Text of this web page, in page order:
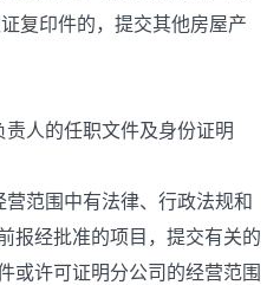
复印件的，提交其他房屋产
人的任职文件及身份证明
范围中有法律、行政法规和
报经批准的项目，提交有关的
或许可证明分公司的经营范围